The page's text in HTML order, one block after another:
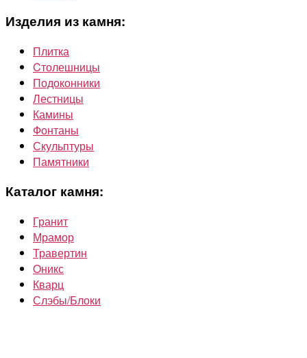
Изделия из камня:
Плитка
Cтолешницы
Подоконники
Лестницы
Камины
Фонтаны
Скульптуры
Памятники
Каталог камня:
Гранит
Мрамор
Травертин
Oникс
Кварц
Слэбы/Блоки